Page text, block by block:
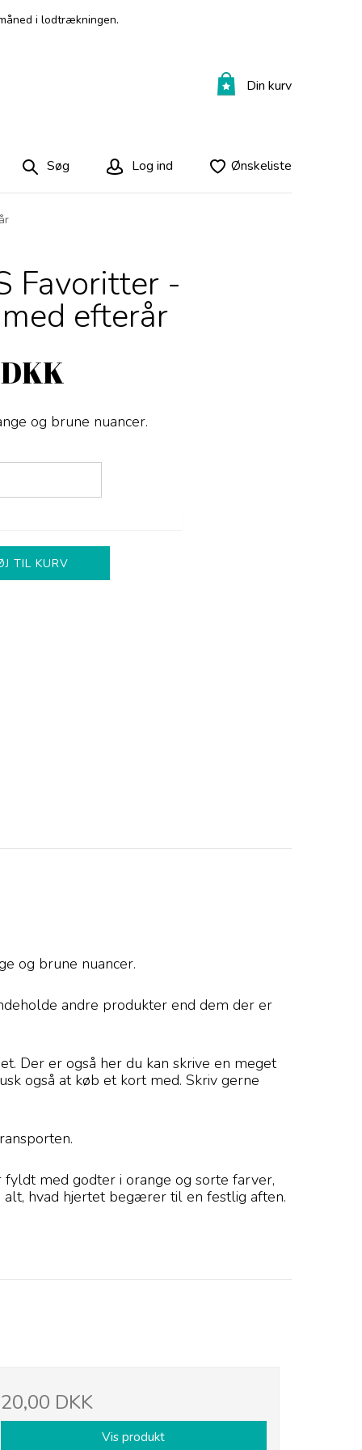
i lodtrækningen.
Din kurv
Søg Log ind Ønskeliste
Favoritter -
efterår
og brune nuancer.
TIL KURV
og brune nuancer.
andre produkter end dem der er
Der er også her du kan skrive en meget
også at køb et kort med. Skriv gerne
med godter i orange og sorte farver,
alt, hvad hjertet begærer til en festlig aften.
20,00 DKK
Vis produkt